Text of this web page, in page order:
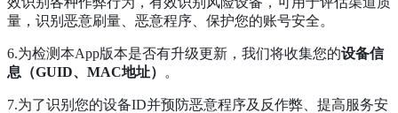
量，识别恶意刷量、恶意程序、保护您的账号安全。
6.为检测本App版本是否有升级更新，我们将收集您的设备信
息（GUID、MAC地址）
。
7.为了识别您的设备ID并预防恶意程序及反作弊、提高服务安